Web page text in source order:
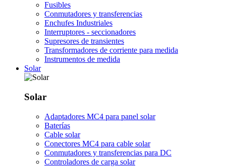
Fusibles
Conmutadores y transferencias
Enchufes Industriales
Interruptores - seccionadores
Supresores de transientes
Transformadores de corriente para medida
Instrumentos de medida
Solar
Solar
Adaptadores MC4 para panel solar
Baterías
Cable solar
Conectores MC4 para cable solar
Conmutadores y transferencias para DC
Controladores de carga solar